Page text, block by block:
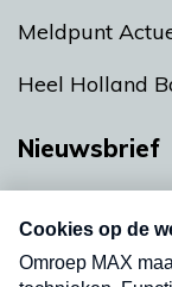
Meldpunt
Heel Holland
Nieuwsbrief
nieuwsbrief.
uw mailbox.